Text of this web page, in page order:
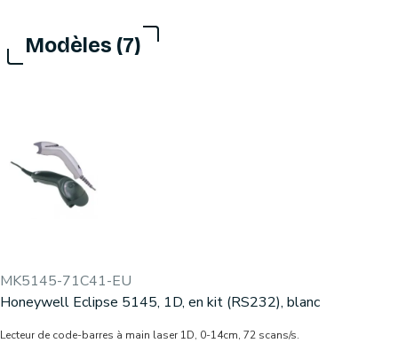
Modèles (7)
MK5145-71C41-EU
Honeywell Eclipse 5145, 1D, en kit (RS232), blanc
Lecteur de code-barres à main laser 1D, 0-14cm, 72 scans/s.